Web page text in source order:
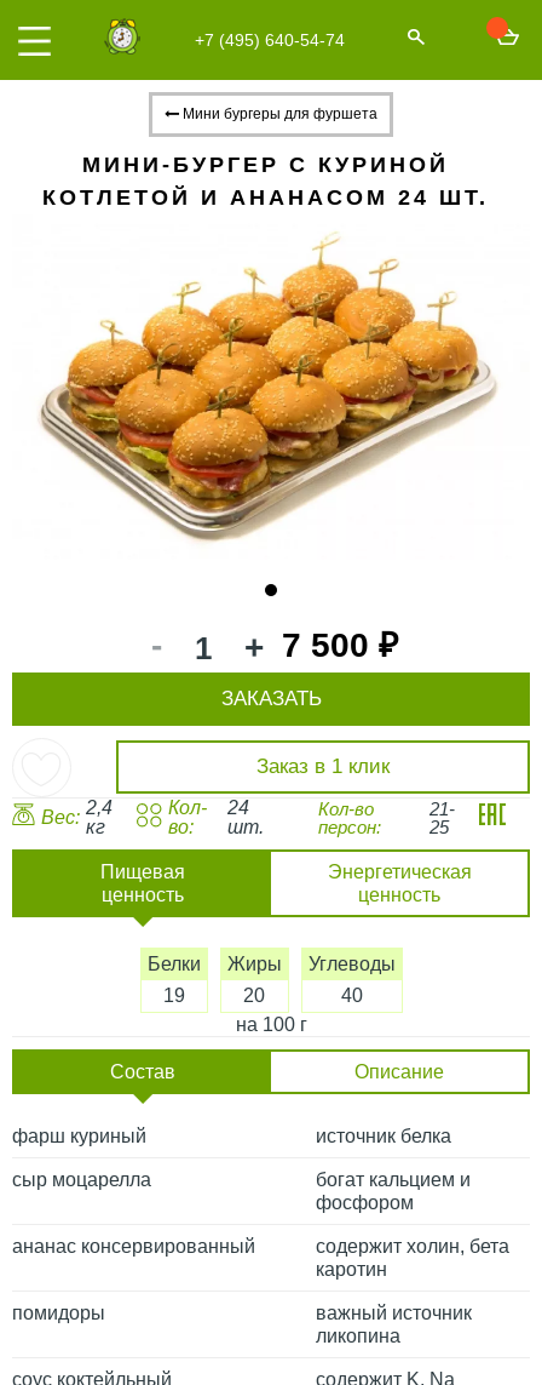
+7 (495) 640-54-74
Мини бургеры для фуршета
МИНИ-БУРГЕР С КУРИНОЙ
КОТЛЕТОЙ И АНАНАСОМ 24 ШТ.
- + 7 500 ₽
Заказ в 1 клик
ЗАКАЗАТЬ
Вес: 2,4
кг
Кол-
во:
24
шт.
Кол-во
персон:
21-
25
Пищевая
ценность
Энергетическая
ценность
Белки
19
Жиры
20
Углеводы
40
на 100 г
Состав Описание
фарш куриный источник белка
сыр моцарелла
богат кальцием и
фосфором
ананас консервированный
содержит холин, бета
каротин
помидоры
важный источник
ликопина
соус коктейльный содержит K, Na